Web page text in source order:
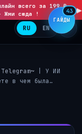
всего за 199 ₽
Жми сюда !
▶
RU EN
|У ИИ
в чем была…
ГАЙДЫ
43